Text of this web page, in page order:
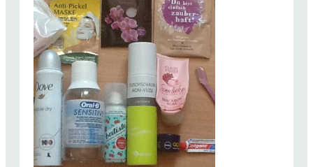
r
a
u
c
t
J
a
n
u